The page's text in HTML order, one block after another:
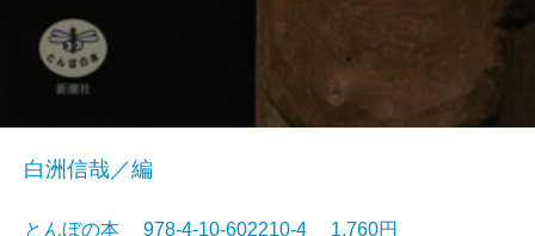
白洲信哉／編
とんぼの本 978-4-10-602210-4 1,760円